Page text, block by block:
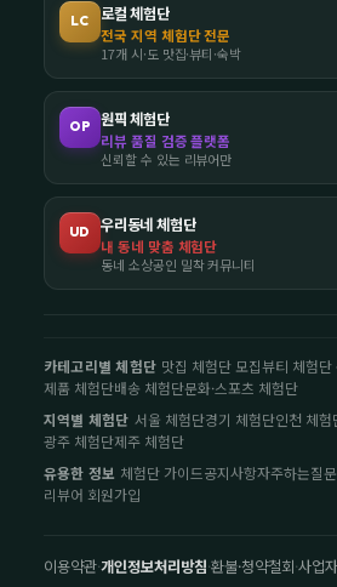
LC 로컬 체험단
전국 지역 체험단 전문
17개 시·도 맛집·뷰티·숙박
OP 원픽 체험단
리뷰 품질 검증 플랫폼
신뢰할 수 있는 리뷰어만
UD 우리동네 체험단
내 동네 맞춤 체험단
동네 소상공인 밀착 커뮤니티
카테고리별 체험단 맛집 체험단 모집뷰티 체험단
제품 체험단배송 체험단문화·스포츠 체험단
지역별 체험단 서울 체험단경기 체험단인천 체험
광주 체험단제주 체험단
유용한 정보 체험단 가이드공지사항자주하는질문
리뷰어 회원가입
이용약관·개인정보처리방침·환불·청약철회·사업